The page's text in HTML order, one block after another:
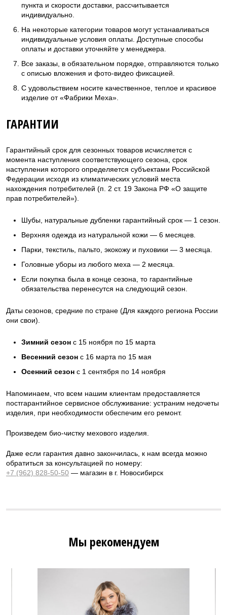
пункта и скорости доставки, рассчитывается
индивидуально.
На некоторые категории товаров могут устанавливаться
индивидуальные условия оплаты. Доступные способы
оплаты и доставки уточняйте у менеджера.
Все заказы, в обязательном порядке, отправляются только
с описью вложения и фото-видео фиксацией.
С удовольствием носите качественное, теплое и красивое
изделие от «Фабрики Меха».
ГАРАНТИИ
Гарантийный срок для сезонных товаров исчисляется с
момента наступления соответствующего сезона, срок
наступления которого определяется субъектами Российской
Федерации исходя из климатических условий места
нахождения потребителей (п. 2 ст. 19 Закона РФ «О защите
прав потребителей»).
Шубы, натуральные дубленки гарантийный срок — 1 сезон.
Верхняя одежда из натуральной кожи — 6 месяцев.
Парки, текстиль, пальто, экокожу и пуховики — 3 месяца.
Головные уборы из любого меха — 2 месяца.
Если покупка была в конце сезона, то гарантийные
обязательства перенесутся на следующий сезон.
Даты сезонов, средние по стране (Для каждого региона России
они свои).
Зимний сезон с 15 ноября по 15 марта
Весенний сезон с 16 марта по 15 мая
Осенний сезон с 1 сентября по 14 ноября
Напоминаем, что всем нашим клиентам предоставляется
постгарантийное сервисное обслуживание: устраним недочеты
изделия, при необходимости обеспечим его ремонт.
Произведем био-чистку мехового изделия.
Даже если гарантия давно закончилась, к нам всегда можно
обратиться за консультацией по номеру:
+7 (962) 828-50-50 — магазин в г. Новосибирск
Мы рекомендуем